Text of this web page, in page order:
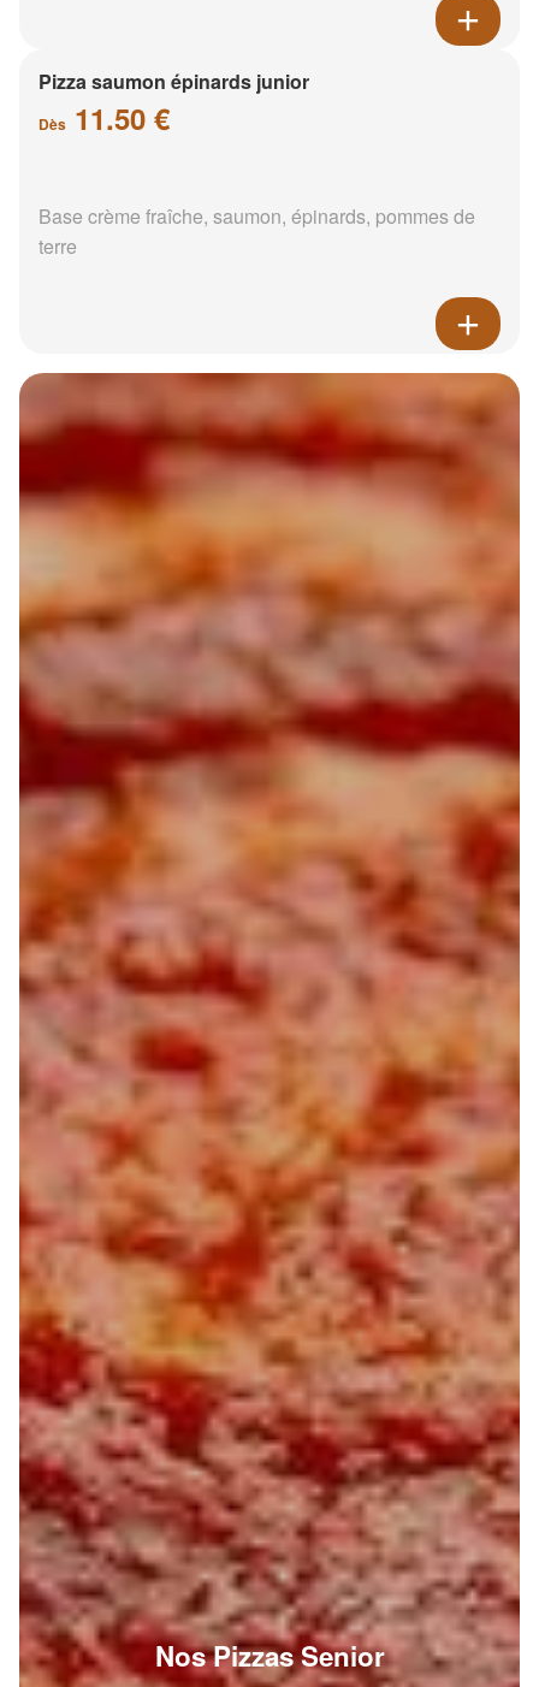
Pizza saumon épinards junior
Dès 11.50 €
Base crème fraîche, saumon, épinards, pommes de
terre
Nos Pizzas Senior